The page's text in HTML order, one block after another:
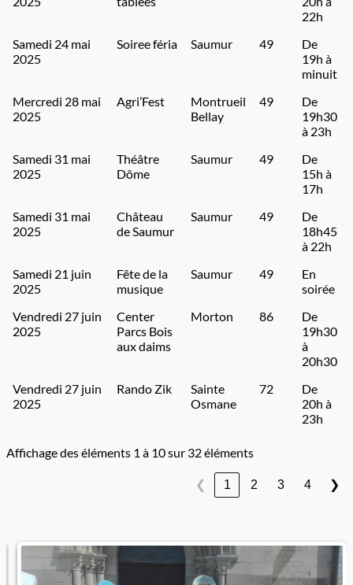
22h
Samedi 24 mai
2025
Soiree féria Saumur 49
De
19h à
minuit
Mercredi 28 mai
2025
Agri’Fest
Montrueil
Bellay
49
De
19h30
à 23h
Samedi 31 mai
2025
Théâtre
Dôme
Saumur 49
De
15h à
17h
Samedi 31 mai
2025
Château
de Saumur
Saumur 49
De
18h45
à 22h
Samedi 21 juin
2025
Fête de la
musique
Saumur 49
En
soirée
Vendredi 27 juin
2025
Center
Parcs Bois
aux daims
Morton 86
De
19h30
à
20h30
Vendredi 27 juin
2025
Rando Zik
Sainte
Osmane
72
De
20h à
23h
Affichage des éléments 1 à 10 sur 32 éléments
❮ 1 2 3 4 ❯